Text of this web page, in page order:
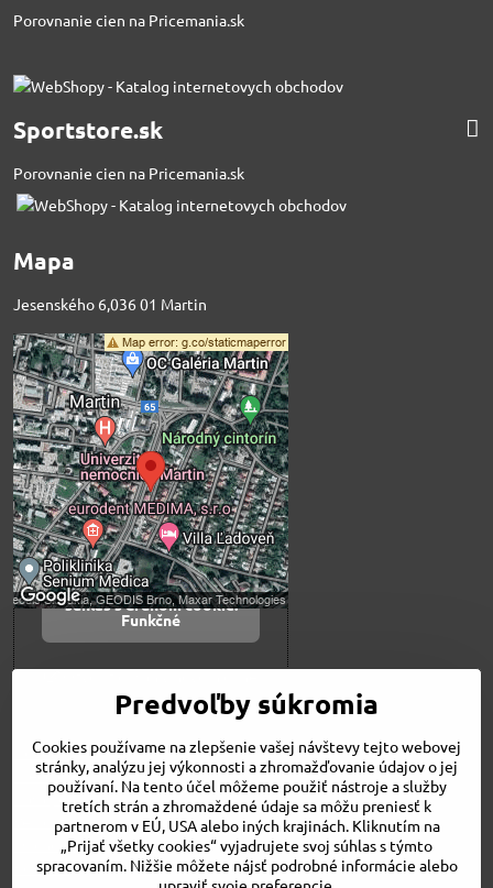
Porovnanie cien na Pricemania.sk
Sportstore.sk
Porovnanie cien na Pricemania.sk
Mapa
Jesenského 6,036 01 Martin
Externý obsah je
blokovaný Voľbami
súkromia
Prajete si načítať externý obsah?
Povoliť tentokrát
Povoliť a zapamätať -
súhlas s druhom cookie:
Funkčné
Otvoriť obsah v novom okne
Novinky
Niečo o nás
Naša ponuka
Veľkostné tabuľky
Obchodné podmienky
Kontakt
Predvoľby súkromia
Cookies používame na zlepšenie vašej návštevy tejto webovej
stránky, analýzu jej výkonnosti a zhromažďovanie údajov o jej
používaní. Na tento účel môžeme použiť nástroje a služby
tretích strán a zhromaždené údaje sa môžu preniesť k
partnerom v EÚ, USA alebo iných krajinách. Kliknutím na
„Prijať všetky cookies“ vyjadrujete svoj súhlas s týmto
spracovaním. Nižšie môžete nájsť podrobné informácie alebo